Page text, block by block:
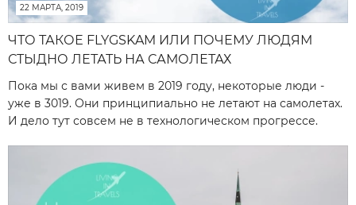
22 МАРТА, 2019
ЧТО ТАКОЕ FLYGSKAM ИЛИ ПОЧЕМУ ЛЮДЯМ
СТЫДНО ЛЕТАТЬ НА САМОЛЕТАХ
Пока мы с вами живем в 2019 году, некоторые люди -
уже в 3019. Они принципиально не летают на самолетах.
И дело тут совсем не в технологическом прогрессе.